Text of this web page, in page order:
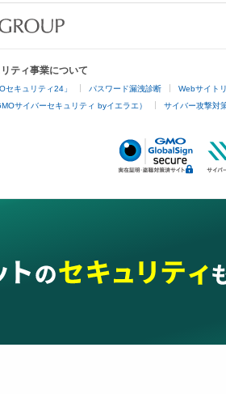
ティ事業について
セキュリティ24」 パスワード漏洩診断 Webサイト
サイバーセキュリティ byイエラエ） サイバー攻撃対